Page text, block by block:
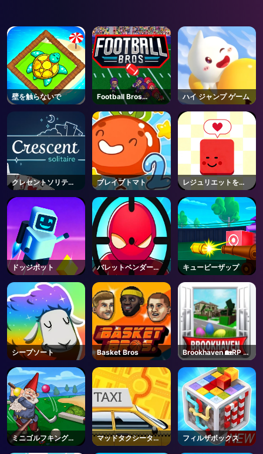
AD
壁を触らないで
Football Bros
Unblocked
ハイ ジャンプ ゲーム
クレセントソリティ
ア
ブレイブトマト
レジュリエットを救
え
ドッジボット
バレットベンダーオ
ンライン
キュービーザップ
シープソート Basket Bros
Brookhaven 🏡RP -
Roblox
ミニゴルフキングダ
ム
マッドタクシータイ
ム
フィルザボックス